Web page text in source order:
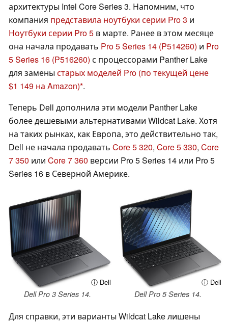
архитектуры Intel Core Series 3. Напомним, что
компания представила ноутбуки серии Pro 3 и
Ноутбуки серии Pro 5 в марте. Ранее в этом месяце
она начала продавать Pro 5 Series 14 (P514260) и Pro
5 Series 16 (P516260) с процессорами Panther Lake
для замены старых моделей Pro (по текущей цене
$1 149 на Amazon) .
Теперь Dell дополнила эти модели Panther Lake
более дешевыми альтернативами Wildcat Lake. Хотя
на таких рынках, как Европа, это действительно так,
Dell не начала продавать Core 5 320, Core 5 330, Core
7 350 или Core 7 360 версии Pro 5 Series 14 или Pro 5
Series 16 в Северной Америке.
ⓘ Dell
Dell Pro 3 Series 14.
ⓘ Dell
Dell Pro 5 Series 14.
Для справки, эти варианты Wildcat Lake лишены